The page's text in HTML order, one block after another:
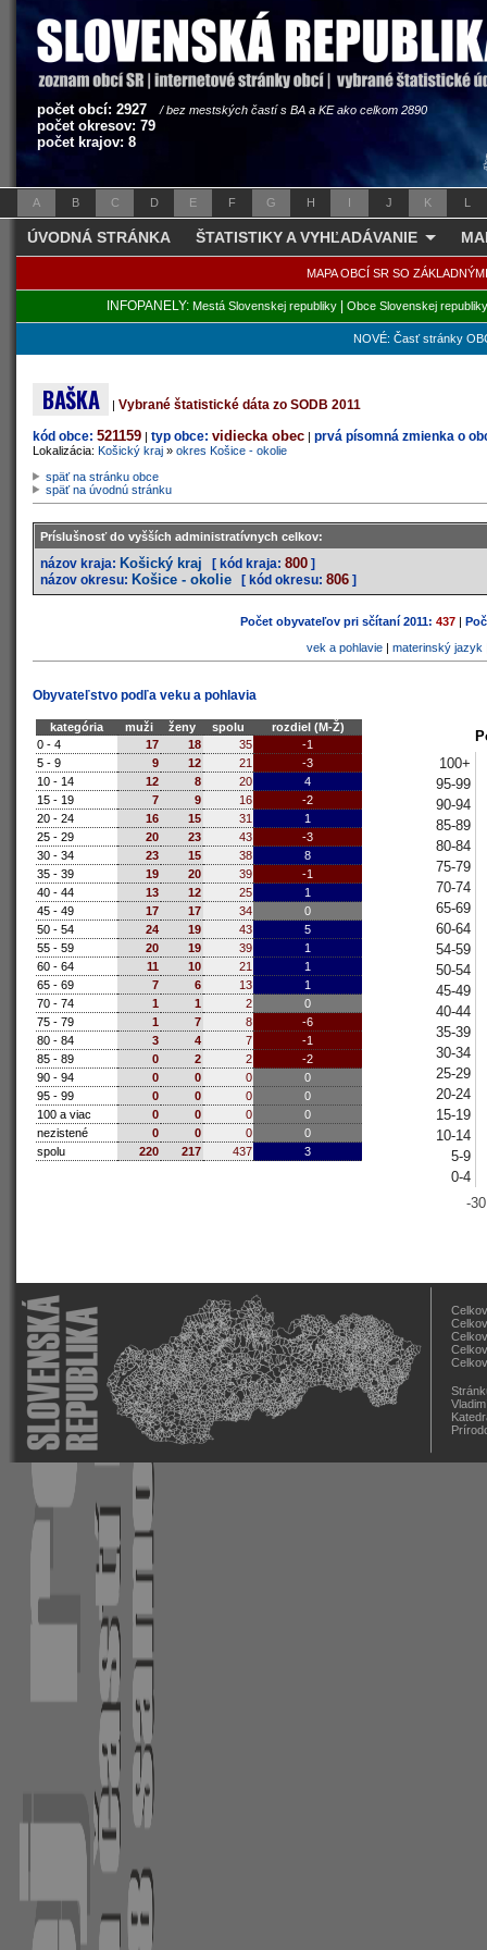
počet obcí: 2927 / bez mestských častí s BA a KE ako celkom 2890
počet okresov: 79
počet krajov: 8
A B C D E F G H I J K L
ÚVODNÁ STRÁNKA ŠTATISTIKY A VYHĽADÁVANIE
MAPA OBCÍ SR SO
INFOPANELY: Mestá Slovenskej republiky| Obce Slovenskej republiky
NOVÉ: Časť stránky
BAŠKA |Vybrané štatistické dáta zo SODB 2011
kód obce: 521159 | typ obce: vidiecka obec | prvá písomná zmienka o
Lokalizácia: Košický kraj » okres Košice - okolie
späť na stránku obce
späť na úvodnú stránku
Príslušnosť do vyšších administratívnych celkov:
názov kraja: Košický kraj [ kód kraja: 800 ]
názov okresu: Košice - okolie [ kód okresu: 806 ]
Počet obyvateľov pri sčítaní 2011: 437 |
vek a pohlavie| materinský jazyk
Obyvateľstvo podľa veku a pohlavia
kategória muži ženy spolu
rozdiel (M-Ž)
0 - 4
17 18 35
-1
5 - 9
9 12 21
-3
10 - 14
12 8 20
4
15 - 19
7 9 16
-2
20 - 24
16 15 31
1
25 - 29
20 23 43
-3
30 - 34
23 15 38
8
35 - 39
19 20 39
-1
40 - 44
13 12 25
1
45 - 49
17 17 34
0
50 - 54
24 19 43
5
55 - 59
20 19 39
1
60 - 64
11 10 21
1
65 - 69
7 6 13
1
70 - 74
1 1 2
0
75 - 79
1 7 8
-6
80 - 84
3 4 7
-1
85 - 89
0 2 2
-2
90 - 94
0 0 0
0
95 - 99
0 0 0
0
100 a viac
0 0 0
0
nezistené
0 0 0
0
spolu
220 217 437 3
-30
100+
95-99
90-94
85-89
80-84
75-79
70-74
65-69
60-64
54-59
50-54
45-49
40-44
35-39
30-34
25-29
20-24
15-19
10-14
5-9
0-4